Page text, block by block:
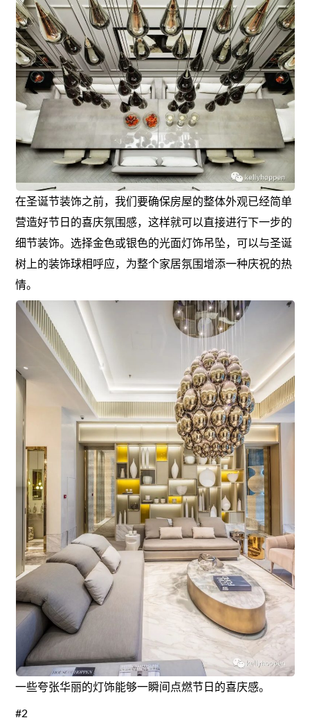
在圣诞节装饰之前，我们要确保房屋的整体外观已经简单
营造好节日的喜庆氛围感，这样就可以直接进行下一步的
细节装饰。选择金色或银色的光面灯饰吊坠，可以与圣诞
树上的装饰球相呼应，为整个家居氛围增添一种庆祝的热
情。
一些夸张华丽的灯饰能够一瞬间点燃节日的喜庆感。
#2